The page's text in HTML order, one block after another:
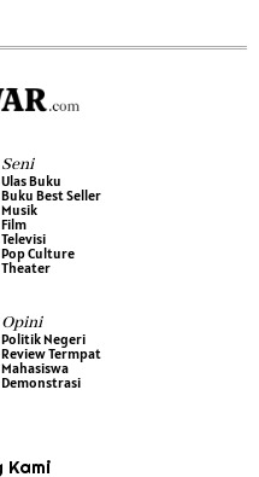
Seni
Ulas Buku
Buku Best Seller
Musik
Film
Televisi
Pop Culture
Theater
Opini
Politik Negeri
Review Termpat
Mahasiswa
Demonstrasi
Kami